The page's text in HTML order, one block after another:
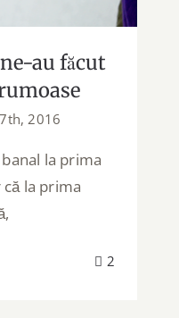
au făcut
2016
la prima
la prima
2